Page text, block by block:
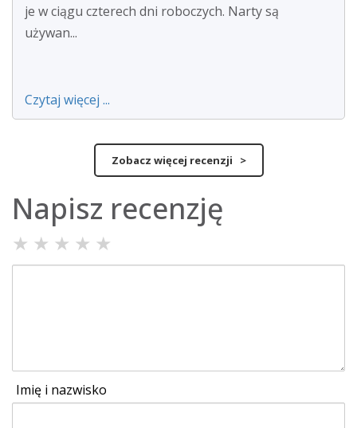
je w ciągu czterech dni roboczych. Narty są
używan...
Czytaj więcej ...
Zobacz więcej recenzji >
Napisz recenzję
★ ★ ★ ★ ★
Imię i nazwisko